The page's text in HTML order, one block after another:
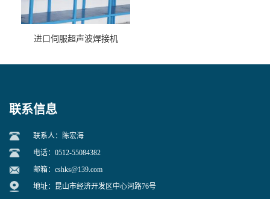
进口伺服超声波焊接机
联系信息
联系人：陈宏海
电话：0512-55084382
邮箱： cshks@139.com
地址：昆山市经济开发区中心河路76号